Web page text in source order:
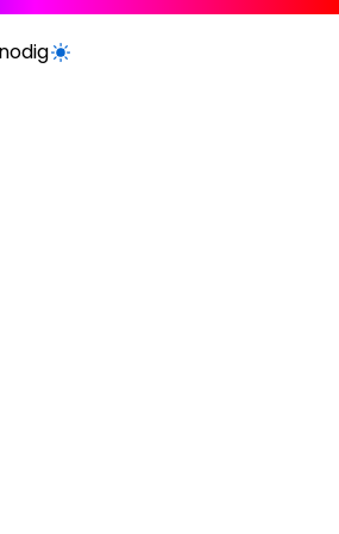
Schakel licht/donker modus